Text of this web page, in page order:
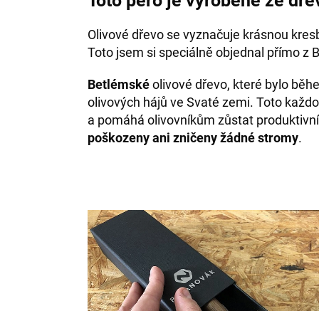
Olivové dřevo se vyznačuje krásnou
Toto jsem si speciálně objednal přímo z
Betlémskéolivové dřevo, které bylo
olivových hájů ve Svaté zemi. Toto
a pomáhá olivovníkům zůstat
poškozeny ani zničeny žádné stromy.